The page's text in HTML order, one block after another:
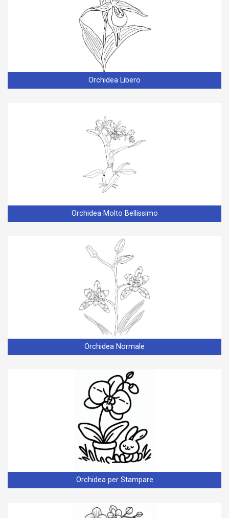
Orchidea Libero
Orchidea Molto Bellissimo
Orchidea Normale
Orchidea per Stampare